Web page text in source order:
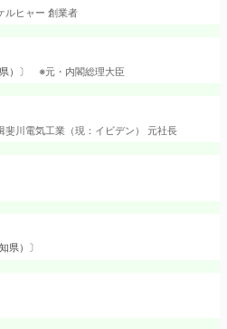
ルヒャー 創業者
県）〕 ※元・内閣総理大臣
斐川電気工業（現：イビデン） 元社長
県）〕